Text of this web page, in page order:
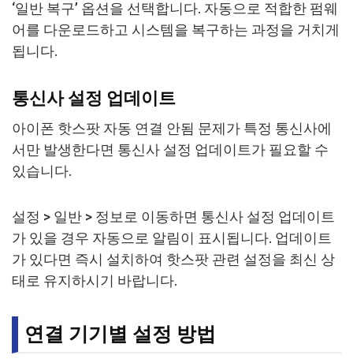
‘일반 복구’ 옵션을 선택합니다. 자동으로 적합한 펌웨
어를 다운로드하고 시스템을 복구하는 과정을 거치게
됩니다.
통신사 설정 업데이트
아이폰 핫스팟 자동 연결 안됨 문제가 특정 통신사에
서만 발생한다면 통신사 설정 업데이트가 필요할 수
있습니다.
설정 > 일반 > 정보로 이동하면 통신사 설정 업데이트
가 있을 경우 자동으로 알림이 표시됩니다. 업데이트
가 있다면 즉시 설치하여 핫스팟 관련 설정을 최신 상
태로 유지하시기 바랍니다.
연결 기기별 설정 방법